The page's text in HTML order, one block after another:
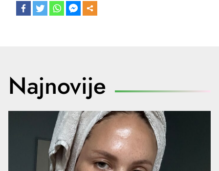
Najnovije